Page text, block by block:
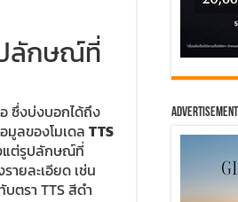
ปลักษณ์ที่
ซึ่งบ่งบอกได้ถึง
มูลของโมเดล TTS
แต่รูปลักษณ์ที่
ายละเอียด เช่น
ตรา TTS สีดำ
Advertisement